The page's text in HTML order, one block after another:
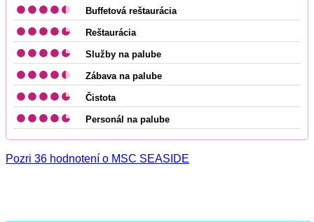
Buffetová reštaurácia
Reštaurácia
Služby na palube
Zábava na palube
Čistota
Personál na palube
Pozri 36 hodnotení o MSC SEASIDE